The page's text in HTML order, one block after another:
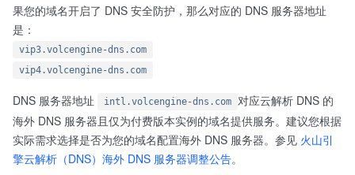
果您的域名开启了 DNS 安全防护，那么对应的 DNS 服务器地址
是：
vip3.volcengine-dns.com
vip4.volcengine-dns.com
DNS 服务器地址 intl.volcengine-dns.com
对应云解析 DNS 的
海外 DNS 服务器且仅为付费版本实例的域名提供服务。建议您根据
实际需求选择是否为您的域名配置海外 DNS 服务器。参见 火山引
擎云解析（DNS）海外 DNS 服务器调整公告。